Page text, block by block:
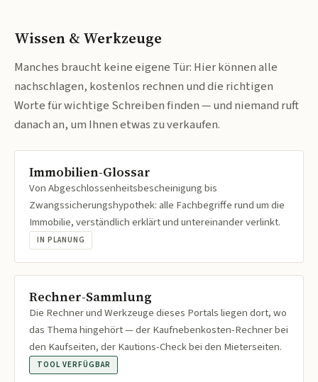
Wissen & Werkzeuge
Manches braucht keine eigene Tür: Hier können alle
nachschlagen, kostenlos rechnen und die richtigen
Worte für wichtige Schreiben finden — und niemand ruft
danach an, um Ihnen etwas zu verkaufen.
Immobilien-Glossar
Von Abgeschlossenheitsbescheinigung bis
Zwangssicherungshypothek: alle Fachbegriffe rund um die
Immobilie, verständlich erklärt und untereinander verlinkt.
IN PLANUNG
Rechner-Sammlung
Die Rechner und Werkzeuge dieses Portals liegen dort, wo
das Thema hingehört — der Kaufnebenkosten-Rechner bei
den Kaufseiten, der Kautions-Check bei den Mieterseiten.
TOOL VERFÜGBAR